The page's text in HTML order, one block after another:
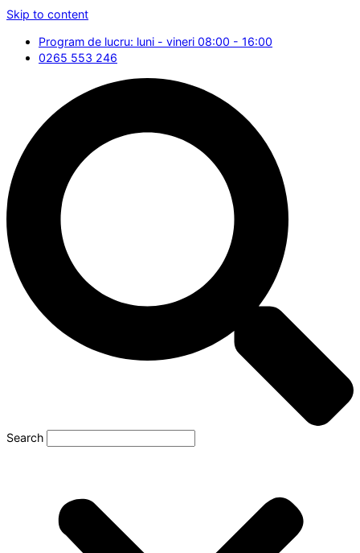
Skip to content
Program de lucru: luni - vineri 08:00 - 16:00
0265 553 246
Search